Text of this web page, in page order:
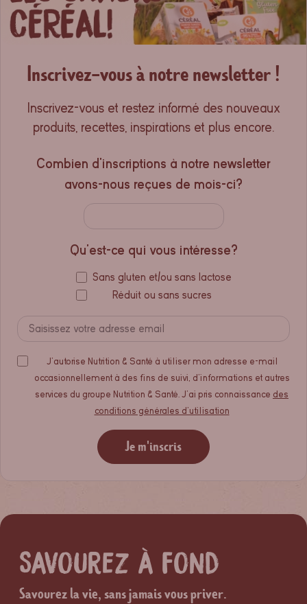
Inscrivez-vous à notre newsletter !
Inscrivez-vous et restez informé des nouveaux
produits, recettes, inspirations et plus encore.
Combien d'inscriptions à notre newsletter
avons-nous reçues de mois-ci?
Qu'est-ce qui vous intéresse?
Sans gluten et/ou sans lactose
Réduit ou sans sucres
J'autorise Nutrition & Santé à utiliser mon adresse e-mail
occasionnellement à des fins de suivi, d'informations et autres
services du groupe Nutrition & Santé. J'ai pris connaissance des
conditions générales d'utilisation
Je m'inscris
Savourez à fond
Savourez la vie, sans jamais vous priver.